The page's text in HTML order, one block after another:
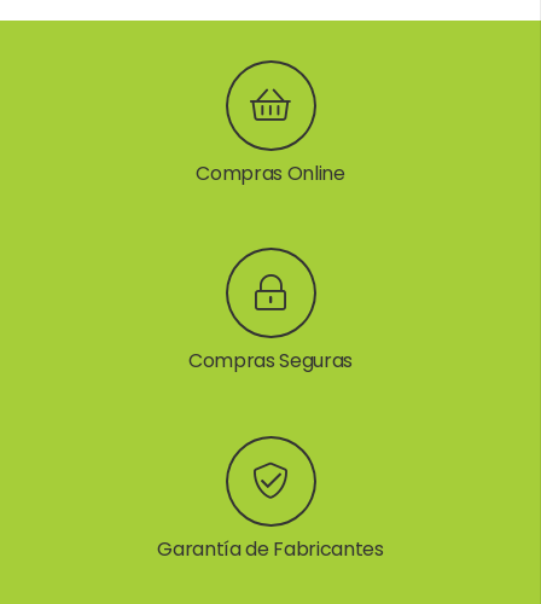
Compras Online
Compras Seguras
Garantía de Fabricantes